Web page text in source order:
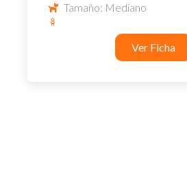
Tamaño: Mediano
Ver Ficha